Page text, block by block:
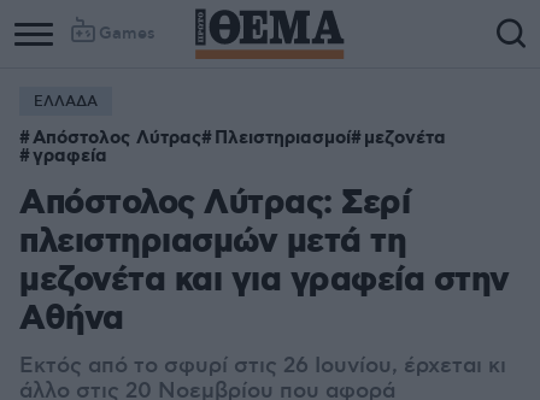
Games
ΕΛΛΑΔΑ
Απόστολος Λύτρας Πλειστηριασμοί μεζονέτα
γραφεία
Απόστολος Λύτρας: Σερί
πλειστηριασμών μετά τη
μεζονέτα και για γραφεία στην
Αθήνα
Εκτός από το σφυρί στις 26 Ιουνίου, έρχεται κι
άλλο στις 20 Νοεμβρίου που αφορά